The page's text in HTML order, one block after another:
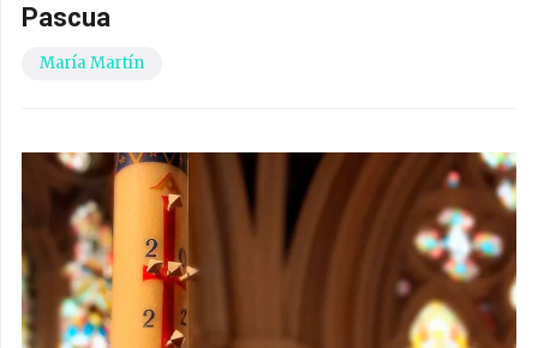
Pascua
María Martín